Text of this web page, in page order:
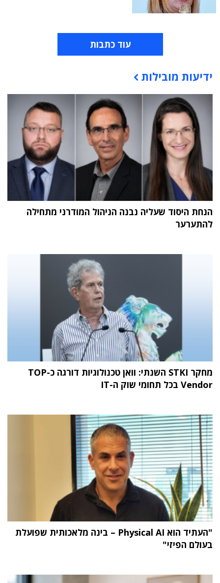
עוד כתבות
תוכן פרסומי
ידיעות מובילות
הנחת היסוד שעליה נבנה הניהול המודרני מתחילה
להתערער
מחקר STKI השנתי: וואן טכנולוגיות דורגה כ-TOP
Vendor בכל תחומי שוק ה-IT
"העתיד הוא Physical AI – בינה מלאכותית שפועלת
בעולם הפיזי"